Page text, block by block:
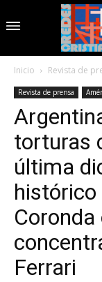
Inicio Revista de
Revista de prensa
torturas
última
histórico
Ferrari